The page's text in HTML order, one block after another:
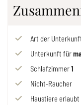
Art der
Unterkunft für
Schlafzimmer1
Nicht-Raucher
Haustiere erlaubt